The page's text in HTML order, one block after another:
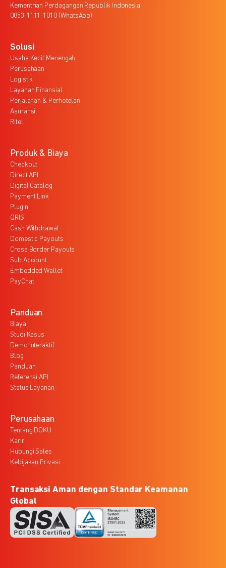
Kementrian Perdagangan Republik Indonesia,
0853-1111-1010 (WhatsApp)
Solusi
Usaha Kecil Menengah
Perusahaan
Logistik
Layanan Finansial
Perjalanan & Perhotelan
Asuransi
Ritel
Produk & Biaya
Checkout
Direct API
Digital Catalog
Payment Link
Plugin
QRIS
Cash Withdrawal
Domestic Payouts
Cross Border Payouts
Sub Account
Embedded Wallet
PayChat
Panduan
Biaya
Studi Kasus
Demo Interaktif
Blog
Panduan
Referensi API
Status Layanan
Perusahaan
Tentang DOKU
Karir
Hubungi Sales
Kebijakan Privasi
Transaksi Aman dengan Standar Keamanan
Global